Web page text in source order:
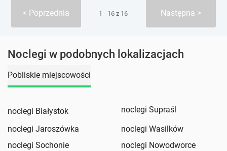
Poprzednia 1 - 16 z 16 Następna
Noclegi w podobnych lokalizacjach
Pobliskie miejscowości
noclegi Białystok
noclegi Supraśl
noclegi Jaroszówka
noclegi Wasilków
noclegi Sochonie
noclegi Nowodworce